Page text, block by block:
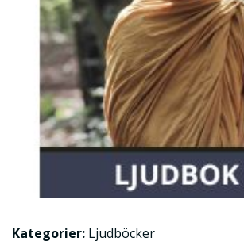
Kategorier: Ljudböcker